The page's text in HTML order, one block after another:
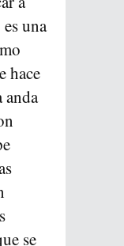
una
hace
anda
se